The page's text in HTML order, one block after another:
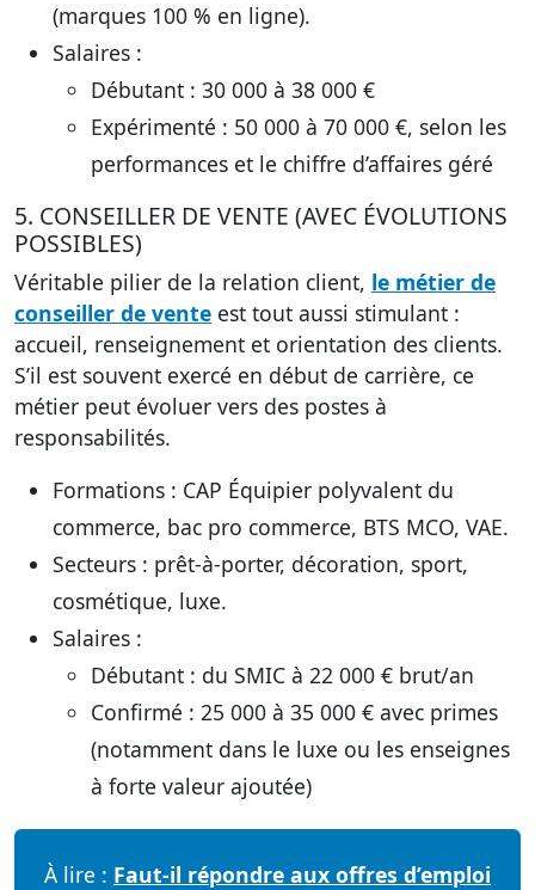
(marques 100 % en ligne).
Salaires :
Débutant : 30 000 à 38 000 €
Expérimenté : 50 000 à 70 000 €, selon les
performances et le chiffre d’affaires géré
5. CONSEILLER DE VENTE (AVEC ÉVOLUTIONS
POSSIBLES)
Véritable pilier de la relation client, le métier de
conseiller de vente est tout aussi stimulant :
accueil, renseignement et orientation des clients.
S’il est souvent exercé en début de carrière, ce
métier peut évoluer vers des postes à
responsabilités.
Formations : CAP Équipier polyvalent du
commerce, bac pro commerce, BTS MCO, VAE.
Secteurs : prêt-à-porter, décoration, sport,
cosmétique, luxe.
Salaires :
Débutant : du SMIC à 22 000 € brut/an
Confirmé : 25 000 à 35 000 € avec primes
(notamment dans le luxe ou les enseignes
à forte valeur ajoutée)
À lire : Faut-il répondre aux offres d’emploi